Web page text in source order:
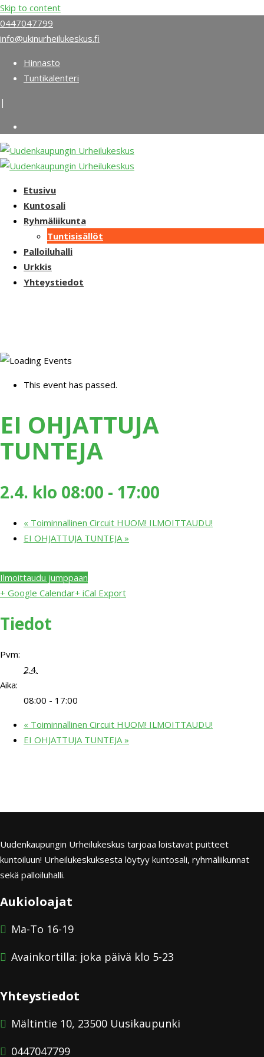
Skip to content
0447047799
info@ukinurheilukeskus.fi
Hinnasto
Tuntikalenteri
|
Etusivu
Kuntosali
Ryhmäliikunta
Tuntisisällöt
Palloiluhalli
Urkkis
Yhteystiedot
This event has passed.
EI OHJATTUJA
TUNTEJA
2.4. klo 08:00 - 17:00
« Toiminnallinen Circuit HUOM! ILMOITTAUDU!
EI OHJATTUJA TUNTEJA »
Ilmoittaudu jumppaan
+ Google Calendar+ iCal Export
Tiedot
Pvm:
2.4.
Aika:
08:00 - 17:00
« Toiminnallinen Circuit HUOM! ILMOITTAUDU!
EI OHJATTUJA TUNTEJA »
Uudenkaupungin Urheilukeskus tarjoaa loistavat puitteet
kuntoiluun! Urheilukeskuksesta löytyy kuntosali, ryhmäliikunnat
sekä palloiluhalli.
Aukioloajat
Ma-To 16-19
Avainkortilla: joka päivä klo 5-23
Yhteystiedot
Mältintie 10, 23500 Uusikaupunki
0447047799